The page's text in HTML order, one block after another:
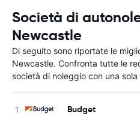
Società di
Newcastle
Di seguito sono riportate le
Newcastle. Confronta tutte le
società di noleggio con una sola
Budget